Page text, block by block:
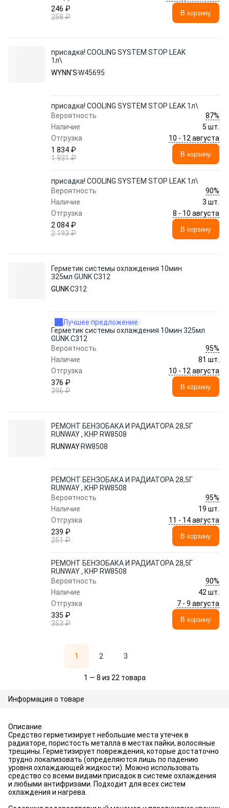
246 ₽
258 ₽
В корзину
присадка! COOLING SYSTEM STOP LEAK
1л\
WYNN'SW45695
присадка! COOLING SYSTEM STOP LEAK 1л\
Вероятность
87%
Наличие
5 шт.
Отгрузка
10 - 12 августа
1 834 ₽
1 931 ₽
В корзину
присадка! COOLING SYSTEM STOP LEAK 1л\
Вероятность
90%
Наличие
3 шт.
Отгрузка
8 - 10 августа
2 084 ₽
2 193 ₽
В корзину
Герметик системы охлаждения 10мин
325мл GUNK C312
GUNKC312
Лучшее предложение
Герметик системы охлаждения 10мин 325мл
GUNK C312
Вероятность
95%
Наличие
81 шт.
Отгрузка
10 - 12 августа
376 ₽
396 ₽
В корзину
РЕМОНТ БЕНЗОБАКА И РАДИАТОРА 28,5Г
RUNWAY , КНР RW8508
RUNWAY RW8508
РЕМОНТ БЕНЗОБАКА И РАДИАТОРА 28,5Г
RUNWAY , КНР RW8508
Вероятность
95%
Наличие
19 шт.
Отгрузка
11 - 14 августа
239 ₽
251 ₽
В корзину
РЕМОНТ БЕНЗОБАКА И РАДИАТОРА 28,5Г
RUNWAY , КНР RW8508
Вероятность
90%
Наличие
42 шт.
Отгрузка
7 - 9 августа
335 ₽
353 ₽
В корзину
1 2 3
1 — 8 из 22 товара
Информация о товаре
Описание
Средство герметизирует небольшие места утечек в
радиаторе, пористость металла в местах пайки, волосяные
трещины. Герметизирует повреждения, которые достаточно
трудно локализовать (определяются лишь по падению
уровня охлаждающей жидкости). Можно использовать
средство со всеми видами присадок в системе охлаждения
и любыми антифризами. Подходит для всех систем
охлаждения и нагрева.